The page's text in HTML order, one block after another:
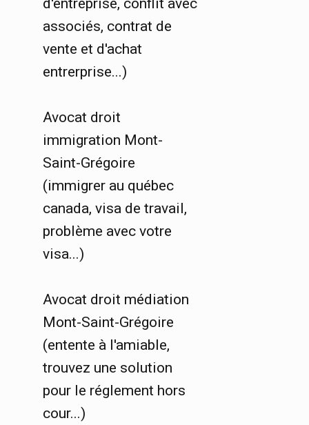
d'entreprise, conflit avec
associés, contrat de
vente et d'achat
entrerprise...)
Avocat droit
immigration Mont-
Saint-Grégoire
(immigrer au québec
canada, visa de travail,
problème avec votre
visa...)
Avocat droit médiation
Mont-Saint-Grégoire
(entente à l'amiable,
trouvez une solution
pour le réglement hors
cour...)